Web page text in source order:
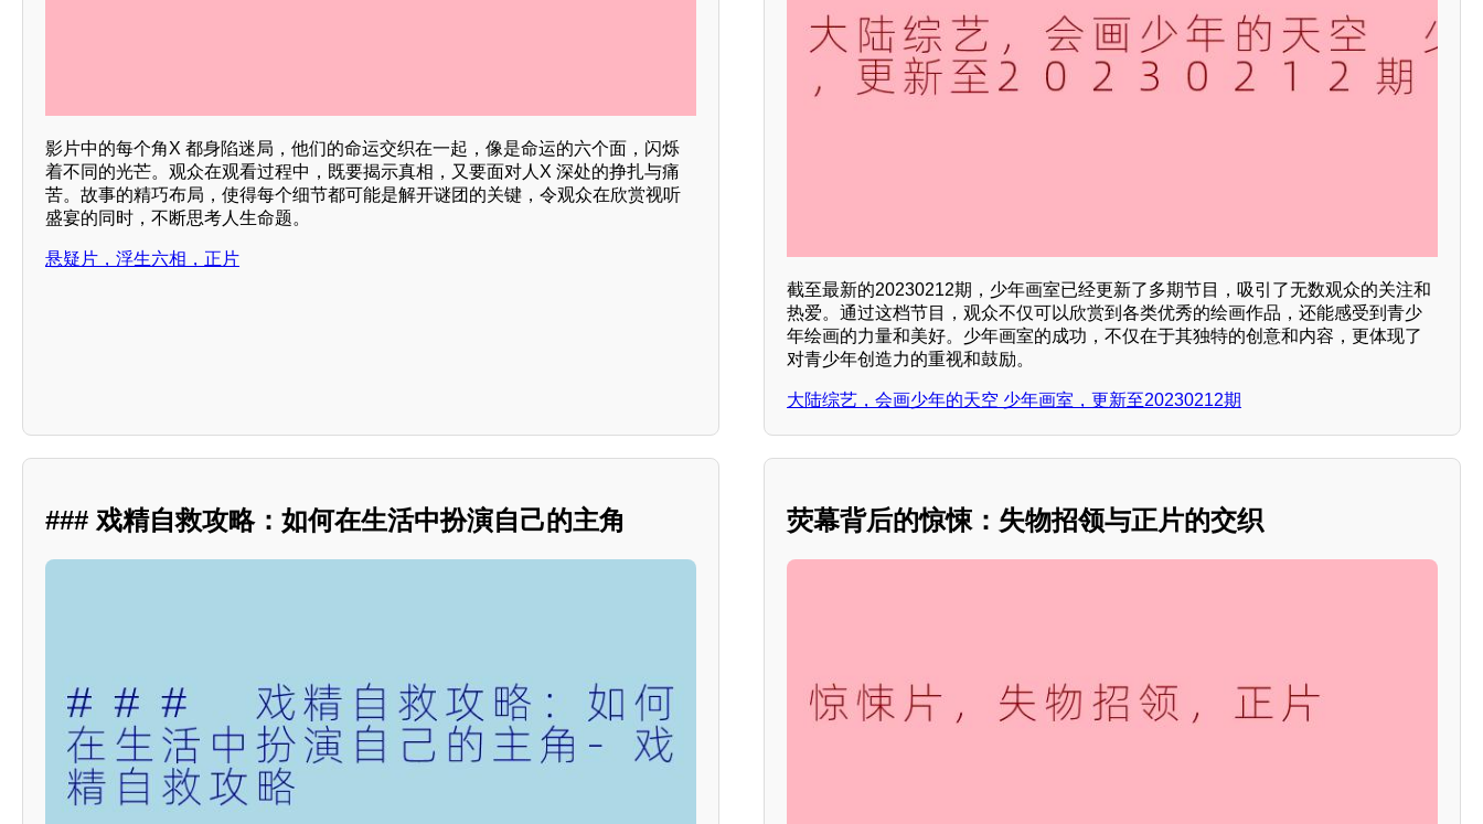
影片中的每个角X 都身陷迷局，他们的命运交织在一起，像是命运的六个面，闪烁
着不同的光芒。观众在观看过程中，既要揭示真相，又要面对人X 深处的挣扎与痛
苦。故事的精巧布局，使得每个细节都可能是解开谜团的关键，令观众在欣赏视听
盛宴的同时，不断思考人生命题。
悬疑片，浮生六相，正片
截至最新的20230212期，少年画室已经更新了多期节目，吸引了无数观众的关注和
热爱。通过这档节目，观众不仅可以欣赏到各类优秀的绘画作品，还能感受到青少
年绘画的力量和美好。少年画室的成功，不仅在于其独特的创意和内容，更体现了
对青少年创造力的重视和鼓励。
大陆综艺，会画少年的天空 少年画室，更新至20230212期
### 戏精自救攻略：如何在生活中扮演自己的主角 荧幕背后的惊悚：失物招领与正片的交织